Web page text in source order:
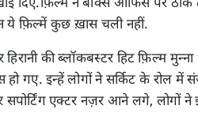
ये फ़िल्में कुछ ख़ास चली नहीं.
की ब्लॉकबस्टर हिट फ़िल्म
गए. इन्हें लोगों ने सर्किट के रोल में
एक्टर नज़र आने लगे, लोगों ने